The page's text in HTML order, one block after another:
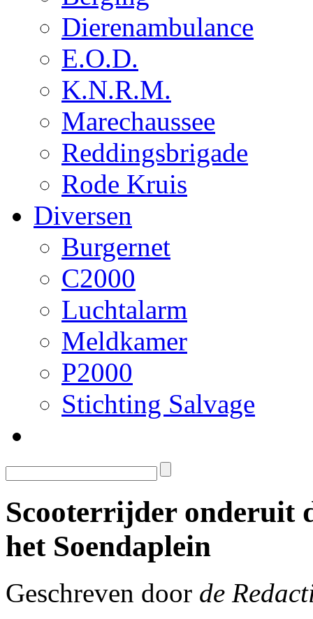
Dierenambulance
E.O.D.
K.N.R.M.
Marechaussee
Reddingsbrigade
Rode Kruis
Diversen
Burgernet
C2000
Luchtalarm
Meldkamer
P2000
Stichting Salvage
Scooterrijder onderuit
het Soendaplein
Geschreven door de